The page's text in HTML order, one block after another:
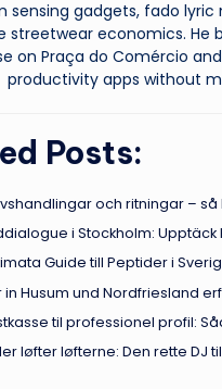
sensing gadgets, fado lyric
streetwear economics. He
on Praça do Comércio
productivity apps without
Posts:
och ritningar – så
i Stockholm: Upptäck
Guide till Peptider i
in Husum und Nordfriesland
til professionel profil:
løfter løfterne: Den rette DJ